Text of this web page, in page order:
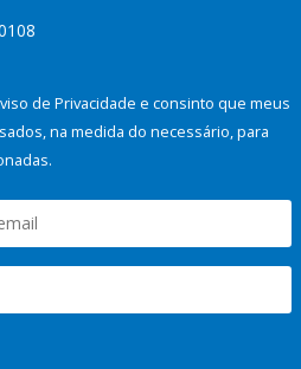
de Privacidade e consinto que meus
na medida do necessário, para